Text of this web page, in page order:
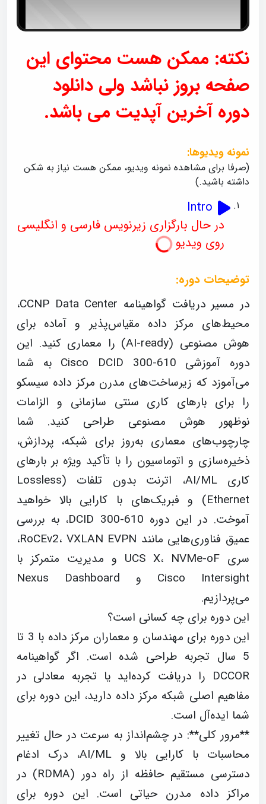
l
n
نکته: ممکن هست محتوای این
صفحه بروز نباشد ولی دانلود
دوره آخرین آپدیت می باشد.
نمونه ویدیوها:
(صرفا برای مشاهده نمونه ویدیو، ممکن هست نیاز به شکن
داشته باشید.)
Intro
در حال بارگزاری زیرنویس فارسی و انگلیسی
روی ویدیو
توضیحات دوره:
در مسیر دریافت گواهینامه CCNP Data Center،
محیط‌های مرکز داده مقیاس‌پذیر و آماده برای
هوش مصنوعی (AI-ready) را معماری کنید. این
دوره آموزشی Cisco DCID 300-610 به شما
می‌آموزد که زیرساخت‌های مدرن مرکز داده سیسکو
را برای بارهای کاری سنتی سازمانی و الزامات
نوظهور هوش مصنوعی طراحی کنید. شما
چارچوب‌های معماری به‌روز برای شبکه، پردازش،
ذخیره‌سازی و اتوماسیون را با تأکید ویژه بر بارهای
کاری AI/ML، اترنت بدون تلفات (Lossless
Ethernet) و فبریک‌های با کارایی بالا خواهید
آموخت. در این دوره DCID 300-610، به بررسی
عمیق فناوری‌هایی مانند RoCEv2، VXLAN EVPN،
سری UCS X، NVMe-oF و مدیریت متمرکز با
Cisco Intersight و Nexus Dashboard
می‌پردازیم.
این دوره برای چه کسانی است؟
این دوره برای مهندسان و معماران مرکز داده با 3 تا
5 سال تجربه طراحی شده است. اگر گواهینامه
DCCOR را دریافت کرده‌اید یا تجربه معادلی در
مفاهیم اصلی شبکه مرکز داده دارید، این دوره برای
شما ایده‌آل است.
**مرور کلی**: در چشم‌انداز به سرعت در حال تغییر
محاسبات با کارایی بالا و AI/ML، درک ادغام
دسترسی مستقیم حافظه از راه دور (RDMA) در
مراکز داده مدرن حیاتی است. این دوره برای